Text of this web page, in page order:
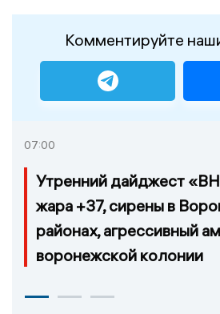
Комментируйте
07:00
Утренний дайджест
жара +37, сирены в
районах, агрессивный
воронежской колонии